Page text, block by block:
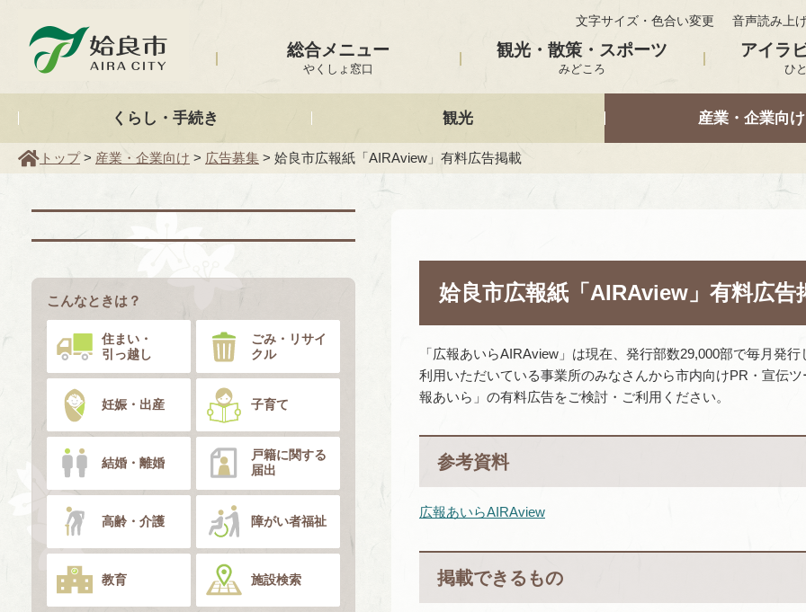
文字サイズ・色合い変更 音声読み上
総合メニュー
やくしょ窓口
観光・散策・スポーツ
みどころ
アイラ
ひ
くらし・手続き 観光 産業・企業向け
トップ> 産業・企業向け > 広告募集 > 姶良市広報紙「AIRAview」有料広告掲載
こんなときは？
住まい・
引っ越し
ごみ・リサイ
クル
妊娠・出産 子育て
結婚・離婚
戸籍に関する
届出
高齢・介護 障がい者福祉
教育 施設検索
姶良市広報紙「AIRAview」有料広告
「広報あいらAIRAview」は現在、発行部数29,000部で毎月発
利用いただいている事業所のみなさんから市内向けPR・宣伝
報あいら」の有料広告をご検討・ご利用ください。
参考資料
広報あいらAIRAview
掲載できるもの